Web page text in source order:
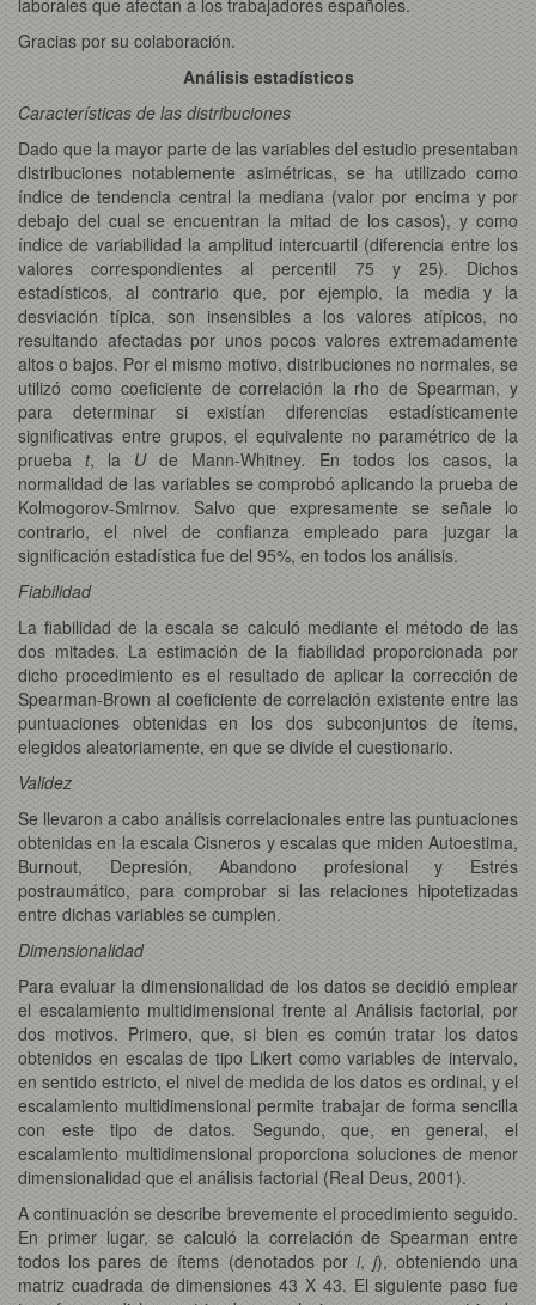
Gracias por su colaboración.
Análisis estadísticos
Características de las distribuciones
Dado que la mayor parte de las variables del estudio presentaban
distribuciones notablemente asimétricas, se ha utilizado como
índice de tendencia central la mediana (valor por encima y por
debajo del cual se encuentran la mitad de los casos), y como
índice de variabilidad la amplitud intercuartil (diferencia entre los
valores correspondientes al percentil 75 y 25). Dichos
estadísticos, al contrario que, por ejemplo, la media y la
desviación típica, son insensibles a los valores atípicos, no
resultando afectadas por unos pocos valores extremadamente
altos o bajos. Por el mismo motivo, distribuciones no normales, se
utilizó como coeficiente de correlación la rho de Spearman, y
para determinar si existían diferencias estadísticamente
significativas entre grupos, el equivalente no paramétrico de la
prueba t, la U de Mann-Whitney. En todos los casos, la
normalidad de las variables se comprobó aplicando la prueba de
Kolmogorov-Smirnov. Salvo que expresamente se señale lo
contrario, el nivel de confianza empleado para juzgar la
significación estadística fue del 95%, en todos los análisis.
Fiabilidad
La fiabilidad de la escala se calculó mediante el método de las
dos mitades. La estimación de la fiabilidad proporcionada por
dicho procedimiento es el resultado de aplicar la corrección de
Spearman-Brown al coeficiente de correlación existente entre las
puntuaciones obtenidas en los dos subconjuntos de ítems,
elegidos aleatoriamente, en que se divide el cuestionario.
Validez
Se llevaron a cabo análisis correlacionales entre las puntuaciones
obtenidas en la escala Cisneros y escalas que miden Autoestima,
Burnout, Depresión, Abandono profesional y Estrés
postraumático, para comprobar si las relaciones hipotetizadas
entre dichas variables se cumplen.
Dimensionalidad
Para evaluar la dimensionalidad de los datos se decidió emplear
el escalamiento multidimensional frente al Análisis factorial, por
dos motivos. Primero, que, si bien es común tratar los datos
obtenidos en escalas de tipo Likert como variables de intervalo,
en sentido estricto, el nivel de medida de los datos es ordinal, y el
escalamiento multidimensional permite trabajar de forma sencilla
con este tipo de datos. Segundo, que, en general, el
escalamiento multidimensional proporciona soluciones de menor
dimensionalidad que el análisis factorial (Real Deus, 2001).
A continuación se describe brevemente el procedimiento seguido.
En primer lugar, se calculó la correlación de Spearman entre
todos los pares de ítems (denotados por i, j), obteniendo una
matriz cuadrada de dimensiones 43 X 43. El siguiente paso fue